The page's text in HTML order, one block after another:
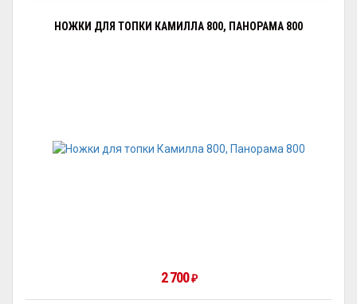
НОЖКИ ДЛЯ ТОПКИ КАМИЛЛА 800, ПАНОРАМА 800
2 700₽